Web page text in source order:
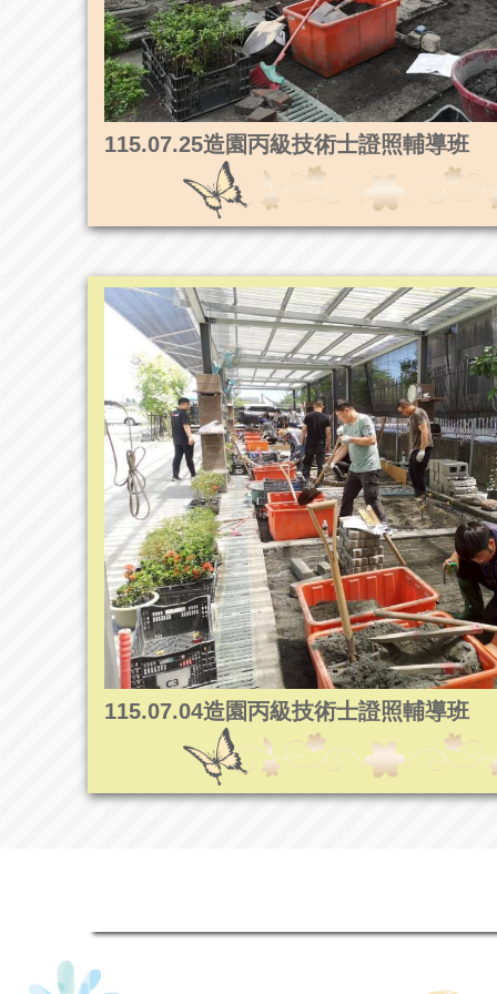
115.07.25造園丙級技術士證照輔導班
115.07.04造園丙級技術士證照輔導班